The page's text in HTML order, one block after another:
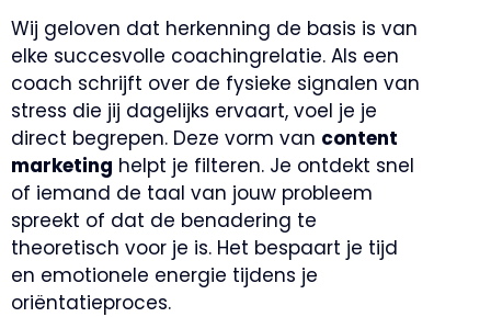
Wij geloven dat herkenning de basis is van
elke succesvolle coachingrelatie. Als een
coach schrijft over de fysieke signalen van
stress die jij dagelijks ervaart, voel je je
direct begrepen. Deze vorm van content
marketing helpt je filteren. Je ontdekt snel
of iemand de taal van jouw probleem
spreekt of dat de benadering te
theoretisch voor je is. Het bespaart je tijd
en emotionele energie tijdens je
oriëntatieproces.